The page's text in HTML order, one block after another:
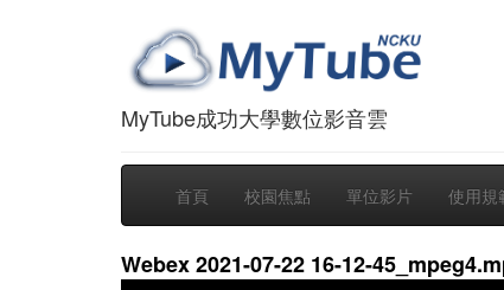
MyTube成功大學數位影音雲
首頁 校園焦點 單位影片 使用規
Webex 2021-07-22 16-12-